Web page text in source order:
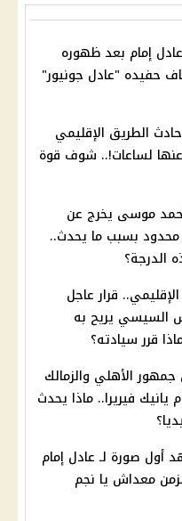
إمام بعد ظهوره
حفيده "عادل جونيور"
الطريق الإقليمي
عنها لساعات!.. شوف قوة
موسى يخرج عن
بسبب ما يحدث..
الدرجة؟
قرار عاجل
السيسي يريح به
قرر سيادته؟
الأهلي والزمالك
يانيك فيريرا.. ماذا يحدث
أول صورة لـ عادل إمام
معداش يا نجم